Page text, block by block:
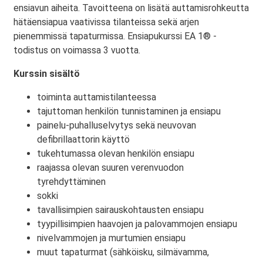
ensiavun aiheita. Tavoitteena on lisätä auttamisrohkeutta
hätäensiapua vaativissa tilanteissa sekä arjen
pienemmissä tapaturmissa. Ensiapukurssi EA 1® -
todistus on voimassa 3 vuotta.
Kurssin sisältö
toiminta auttamistilanteessa
tajuttoman henkilön tunnistaminen ja ensiapu
painelu-puhalluselvytys sekä neuvovan
defibrillaattorin käyttö
tukehtumassa olevan henkilön ensiapu
raajassa olevan suuren verenvuodon
tyrehdyttäminen
sokki
tavallisimpien sairauskohtausten ensiapu
tyypillisimpien haavojen ja palovammojen ensiapu
nivelvammojen ja murtumien ensiapu
muut tapaturmat (sähköisku, silmävamma,